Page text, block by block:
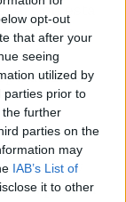
opt-out
that after your
seeing
utilized by
parties prior to
further
parties on the
may
IAB’s List of
it to other
Con esta
ritmo de
grabó
Muy
para el